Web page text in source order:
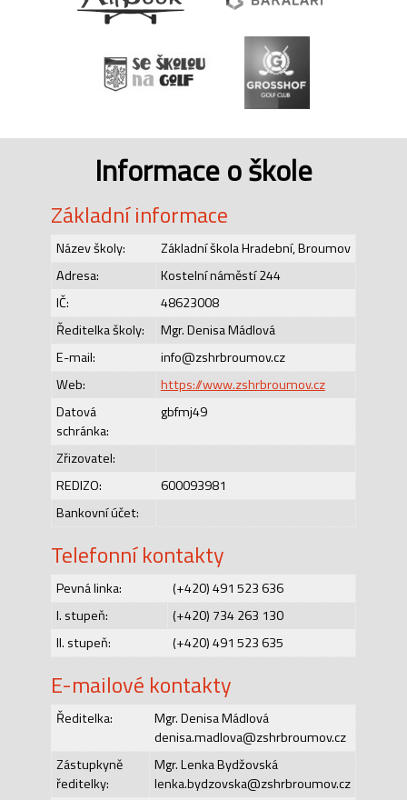
Informace o škole
Základní informace
Název školy:
Základní škola Hradební, Broumov
Adresa:
Kostelní náměstí 244
IČ:
48623008
Ředitelka školy:
Mgr. Denisa Mádlová
E-mail:
info@zshrbroumov.cz
Web:
https://www.zshrbroumov.cz
Datová
schránka:
gbfmj49
Zřizovatel:
REDIZO:
600093981
Bankovní účet:
Telefonní kontakty
Pevná linka:
(+420) 491 523 636
I. stupeň:
(+420) 734 263 130
II. stupeň:
(+420) 491 523 635
E-mailové kontakty
Ředitelka:
Mgr. Denisa Mádlová
denisa.madlova@zshrbroumov.cz
Zástupkyně
ředitelky:
Mgr. Lenka Bydžovská
lenka.bydzovska@zshrbroumov.cz